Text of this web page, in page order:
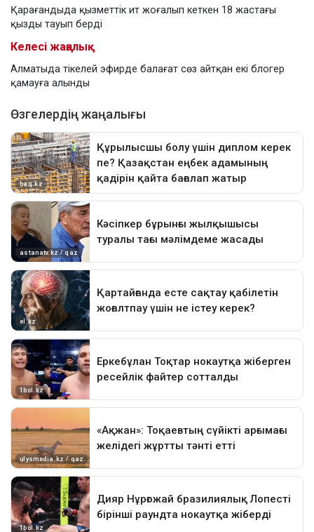
Қарағандыда қызметтік ит жоғалып кеткен 18 жастағы
қызды тауып берді
Келесі жаңалық
Алматыда тікелей эфирде балағат сөз айтқан екі блогер
қамауға алынды